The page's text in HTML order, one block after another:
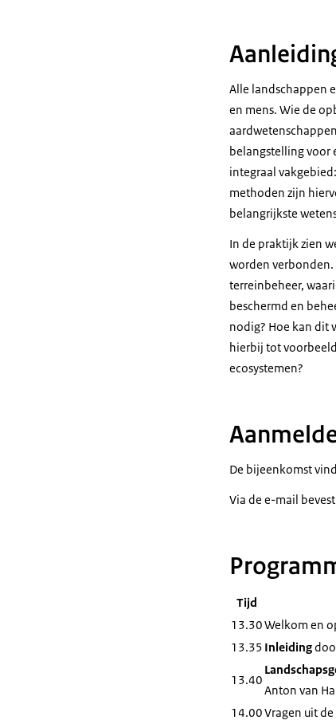
Alle landschappen
en mens. Wie de
belangstelling voor
integraal
methoden zijn
belangrijkste
In de praktijk zien
worden verbonden.
terreinbeheer,
beschermd en
nodig? Hoe kan dit
hierbij tot
ecosystemen?
De bijeenkomst
Via de e-mail
Tijd
13.30Welkom en
13.35 Inleiding
13.40
Anton van
14.00Vragen uit